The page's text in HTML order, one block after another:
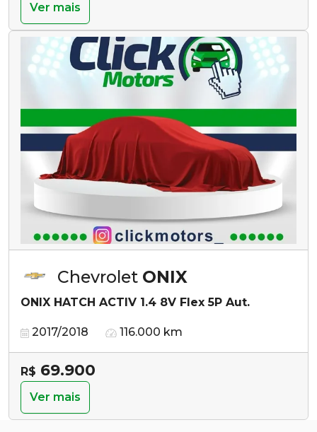
Ver mais
Chevrolet ONIX
ONIX HATCH ACTIV 1.4 8V Flex 5P Aut.
2017/2018 116.000 km
R$ 69.900
Ver mais